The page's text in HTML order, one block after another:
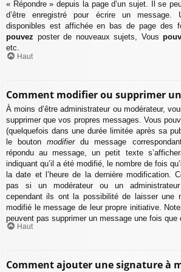
« Répondre » depuis la page d’un sujet. Il se
d’être enregistré pour écrire un message.
disponibles est affichée en bas de page des
pouvez poster de nouveaux sujets, Vous
etc.
Haut
Comment modifier ou supprimer un
À moins d’être administrateur ou modérateur,
supprimer que vos propres messages. Vous
(quelquefois dans une durée limitée après sa
le boutonmodifierdu message
répondu au message, un petit texte
indiquant qu’il a été modifié, le nombre de fois
la date et l’heure de la dernière modification.
pas si un modérateur ou un
cependant ils ont la possibilité de laisser une
modifié le message de leur propre initiative.
peuvent pas supprimer un message une fois que
Haut
Comment ajouter une signature à